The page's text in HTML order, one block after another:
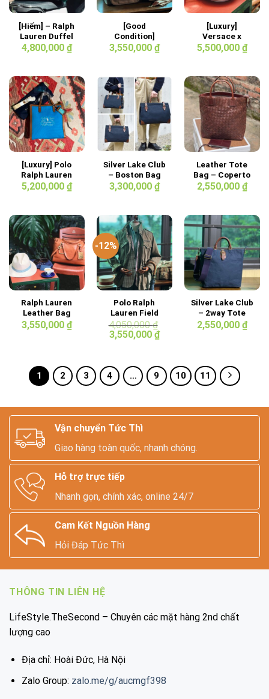
[Hiếm] – Ralph
Lauren Duffel
Bag
4,800,000 ₫
[Good
Condition]
Silver Lake Club
Bag
3,550,000 ₫
[Luxury]
Versace x
Rosenthal “Les
5,500,000 ₫
[Luxury] Polo
Ralph Lauren
2way Tote Bag
5,200,000 ₫
Silver Lake Club
– Boston Bag
42cm
3,300,000 ₫
Leather Tote
Bag – Coperto
2,550,000 ₫
Ralph Lauren
Leather Bag
3,550,000 ₫
-12%
Polo Ralph
Lauren Field
Jacket
4,050,000₫
Giá
gốc
3,550,000 ₫Giá
hiện
3,550,000 ₫.
Silver Lake Club
– 2way Tote
Bag Dark Blue
2,550,000 ₫
1 2 3 4 … 9 10 11
Vận chuyển Tức Thì
Giao hàng toàn quốc, nhanh chóng.
Hỗ trợ trực tiếp
Nhanh gọn, chính xác, online 24/7
Cam Kết Nguồn Hàng
Hỏi Đáp Tức Thì
THÔNG TIN LIÊN HỆ
LifeStyle.TheSecond – Chuyên các mặt hàng 2nd chất
lượng cao
Địa chỉ: Hoài Đức, Hà Nội
Zalo Group: zalo.me/g/aucmgf398